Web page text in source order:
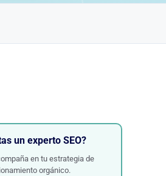
un experto SEO?
en tu estrategia de
orgánico.